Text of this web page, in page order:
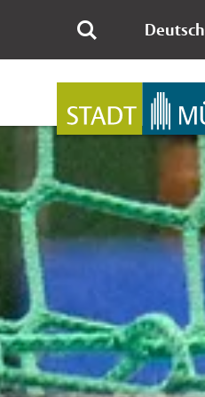
Deutsch